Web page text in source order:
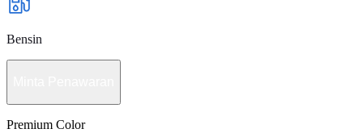
Bensin
Premium Color